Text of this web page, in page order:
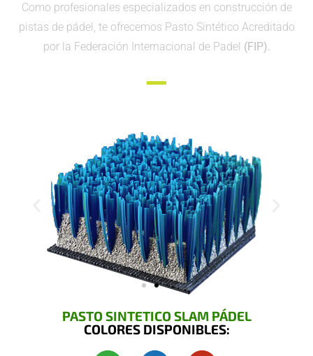
Como profesionales especializados en construcción de
pistas de pádel, te ofrecemos Pasto Sintético Acreditado
por la Federación Internacional de Padel (FIP).
PASTO SINTETICO SLAM PÁDEL
COLORES DISPONIBLES: